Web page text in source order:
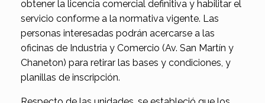
obtener la licencia comercial definitiva y habilitar el
servicio conforme a la normativa vigente. Las
personas interesadas podrán acercarse a las
oficinas de Industria y Comercio (Av. San Martín y
Chaneton) para retirar las bases y condiciones, y
planillas de inscripción.